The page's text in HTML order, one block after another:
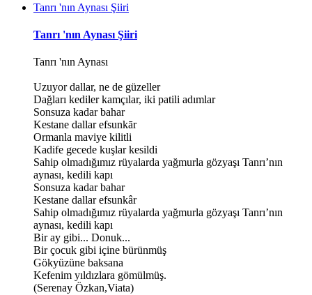
Tanrı 'nın Aynası Şiiri
Tanrı 'nın Aynası Şiiri
Tanrı 'nın Aynası
Uzuyor dallar, ne de güzeller
Dağları kediler kamçılar, iki patili adımlar
Sonsuza kadar bahar
Kestane dallar efsunkār
Ormanla maviye kilitli
Kadife gecede kuşlar kesildi
Sahip olmadığımız rüyalarda yağmurla gözyaşı Tanrı’nın
aynası, kedili kapı
Sonsuza kadar bahar
Kestane dallar efsunkâr
Sahip olmadığımız rüyalarda yağmurla gözyaşı Tanrı’nın
aynası, kedili kapı
Bir ay gibi... Donuk...
Bir çocuk gibi içine bürünmüş
Gökyüzüne baksana
Kefenim yıldızlara gömülmüş.
(Serenay Özkan,Viata)